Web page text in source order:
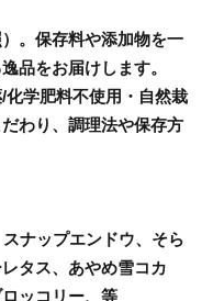
。保存料や添加物を一
品をお届けします。
学肥料不使用・自然栽
わり、調理法や保存方
ナップエンドウ、そら
タス、あやめ雪コカ
ッコリー、等